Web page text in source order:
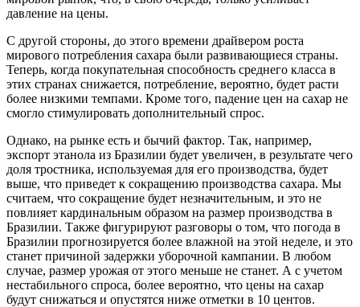
давление на цены.
С другой стороны, до этого времени драйвером роста
мирового потребления сахара были развивающиеся страны.
Теперь, когда покупательная способность среднего класса в
этих странах снижается, потребление, вероятно, будет расти
более низкими темпами. Кроме того, падение цен на сахар не
смогло стимулировать дополнительный спрос.
Однако, на рынке есть и бычий фактор. Так, например,
экспорт этанола из Бразилии будет увеличен, в результате чего
доля тростника, используемая для его производства, будет
выше, что приведет к сокращению производства сахара. Мы
считаем, что сокращение будет незначительным, и это не
повлияет кардинальным образом на размер производства в
Бразилии. Также фигурируют разговоры о том, что погода в
Бразилии прогнозируется более влажной на этой неделе, и это
станет причиной задержки уборочной кампании. В любом
случае, размер урожая от этого меньше не станет. А с учетом
нестабильного спроса, более вероятно, что цены на сахар
будут снижаться и опустятся ниже отметки в 10 центов.